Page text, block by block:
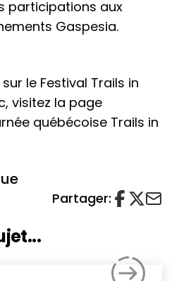
participations aux
Gaspesia.
le Festival Trails in
visitez la page
québécoise Trails in
Partager: